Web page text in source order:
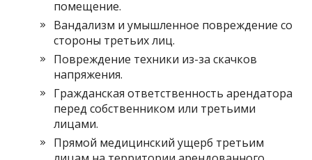
помещение.
Вандализм и умышленное повреждение со
стороны третьих лиц.
Повреждение техники из-за скачков
напряжения.
Гражданская ответственность арендатора
перед собственником или третьими
лицами.
Прямой медицинский ущерб третьим